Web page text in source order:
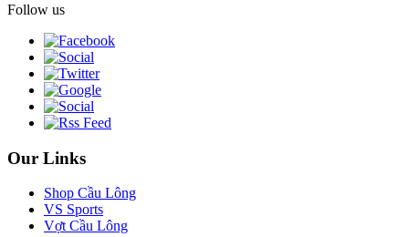
Follow us
Our Links
Shop Cầu Lông
VS Sports
Vợt Cầu Lông